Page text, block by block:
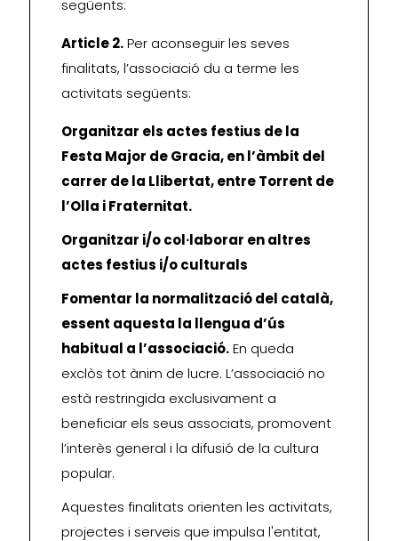
següents:
Article 2.Per aconseguir les seves
finalitats, l’associació du a terme les
activitats següents:
Organitzar els actes festius de la
Festa Major de Gracia, en l’àmbit del
carrer de la Llibertat, entre Torrent de
l’Olla i Fraternitat.
Organitzar i/o col·laborar en altres
actes festius i/o culturals
Fomentar la normalització del català,
essent aquesta la llengua d’ús
habitual a l’associació.En queda
exclòs tot ànim de lucre. L’associació no
està restringida exclusivament a
beneficiar els seus associats, promovent
l’interès general i la difusió de la cultura
popular.
Aquestes finalitats orienten les activitats,
projectes i serveis que impulsa l'entitat,